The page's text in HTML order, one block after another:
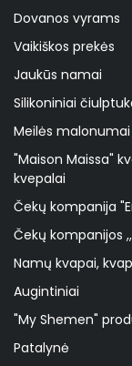
Dovanos vyrams
Vaikiškos prekės
Jaukūs namai
Silikoniniai
Meilės
"Maison Maissa"
kvepalai
Čekų kompanija
Čekų kompanijos
Namų kvapai,
Augintiniai
"My Shemen"
Patalynė